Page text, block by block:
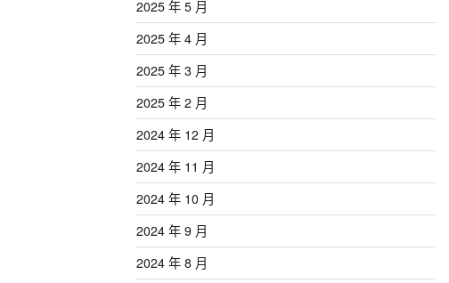
2025 年 5 月
2025 年 4 月
2025 年 3 月
2025 年 2 月
2024 年 12 月
2024 年 11 月
2024 年 10 月
2024 年 9 月
2024 年 8 月